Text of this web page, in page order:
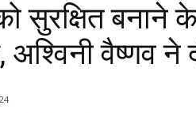
सुरक्षित बनाने
वैष्णव ने